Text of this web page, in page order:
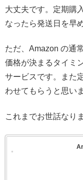
大丈夫です。定期購
なったら発送日を早
ただ、Amazon の通
価格が決まるタイミ
サービスです。また
わせてもらうと思い
これまでお世話なり